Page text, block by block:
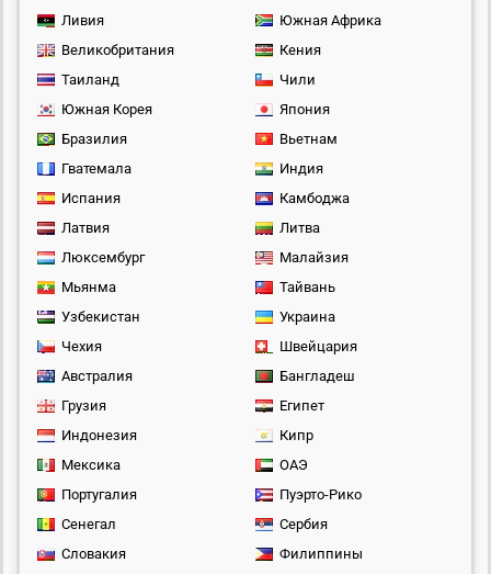
Ливия
Южная Африка
Великобритания
Кения
Таиланд
Чили
Южная Корея
Япония
Бразилия
Вьетнам
Гватемала
Индия
Испания
Камбоджа
Латвия
Литва
Люксембург
Малайзия
Мьянма
Тайвань
Узбекистан
Украина
Чехия
Швейцария
Австралия
Бангладеш
Грузия
Египет
Индонезия
Кипр
Мексика
ОАЭ
Португалия
Пуэрто-Рико
Сенегал
Сербия
Словакия
Филиппины